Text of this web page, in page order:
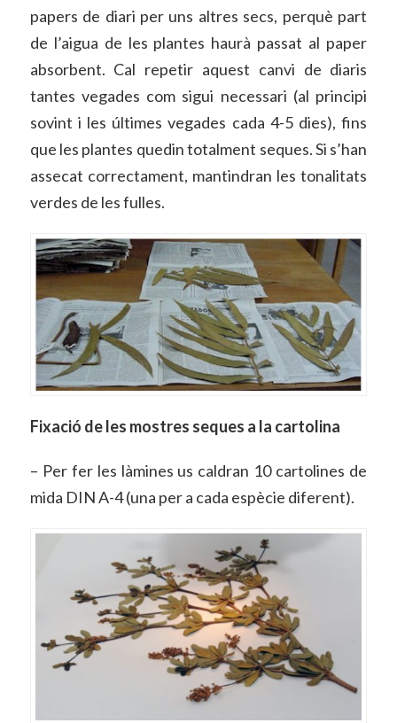
papers de diari per uns altres secs, perquè part
de l’aigua de les plantes haurà passat al paper
absorbent. Cal repetir aquest canvi de diaris
tantes vegades com sigui necessari (al principi
sovint i les últimes vegades cada 4-5 dies), fins
que les plantes quedin totalment seques. Si s’han
assecat correctament, mantindran les tonalitats
verdes de les fulles.
Fixació de les mostres seques a la cartolina
– Per fer les làmines us caldran 10 cartolines de
mida DIN A-4 (una per a cada espècie diferent).